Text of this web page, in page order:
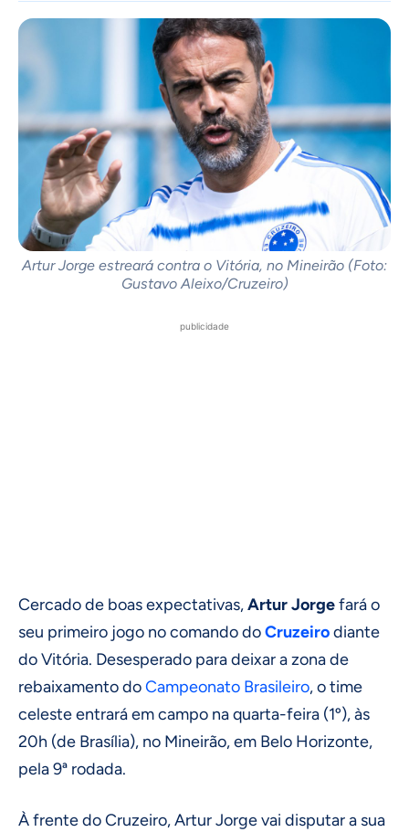
Artur Jorge estreará contra o Vitória, no Mineirão (Foto:
Gustavo Aleixo/Cruzeiro)
publicidade
Cercado de boas expectativas,Artur Jorgefará o
seu primeiro jogo no comando doCruzeirodiante
do Vitória. Desesperado para deixar a zona de
rebaixamento doCampeonato Brasileiro, o time
celeste entrará em campo na quarta-feira (1º), às
20h (de Brasília), no Mineirão, em Belo Horizonte,
pela 9ª rodada.
À frente do Cruzeiro, Artur Jorge vai disputar a sua